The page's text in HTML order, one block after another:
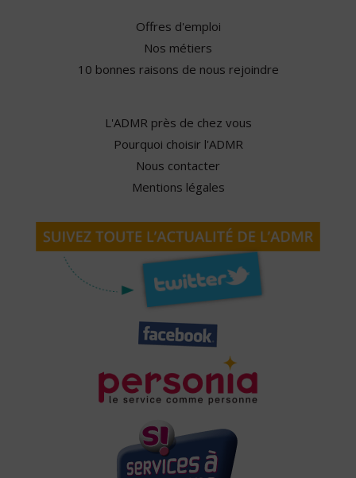
Offres d'emploi
Nos métiers
10 bonnes raisons de nous rejoindre
L'ADMR près de chez vous
Pourquoi choisir l'ADMR
Nous contacter
Mentions légales